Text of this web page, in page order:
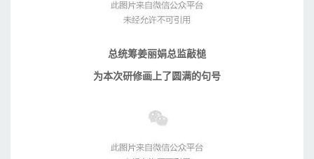
总统筹姜丽娟总监敲槌
为本次研修画上了圆满的句号